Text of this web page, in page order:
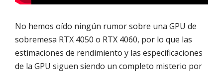
No hemos oído ningún rumor sobre una GPU de
sobremesa RTX 4050 o RTX 4060, por lo que las
estimaciones de rendimiento y las especificaciones
de la GPU siguen siendo un completo misterio por